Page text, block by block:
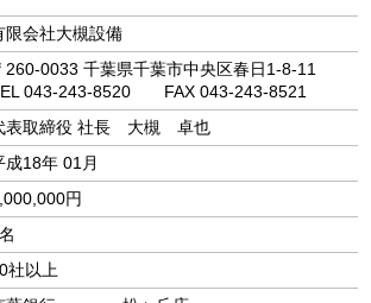
限会社大槻設備
260-0033 千葉県千葉市中央区春日1-8-11
043-243-8520 FAX 043-243-8521
表取締役 社長 大槻 卓也
成18年 01月
円
社以上